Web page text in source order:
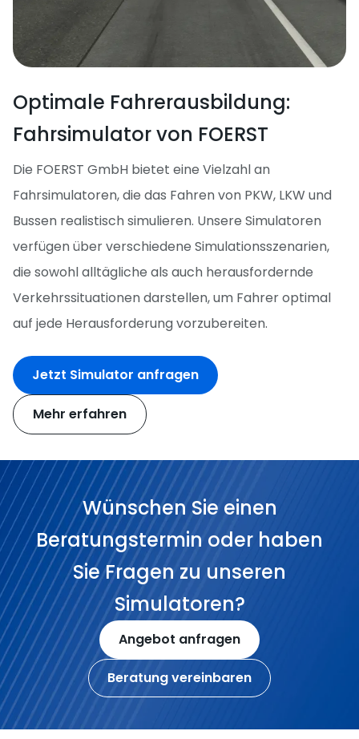
Optimale Fahrerausbildung:
Fahrsimulator von FOERST
Die FOERST GmbH bietet eine Vielzahl an
Fahrsimulatoren, die das Fahren von PKW, LKW und
Bussen realistisch simulieren. Unsere Simulatoren
verfügen über verschiedene Simulationsszenarien,
die sowohl alltägliche als auch herausfordernde
Verkehrssituationen darstellen, um Fahrer optimal
auf jede Herausforderung vorzubereiten.
Jetzt Simulator anfragen
Mehr erfahren
Wünschen Sie einen
Beratungstermin oder haben
Sie Fragen zu unseren
Simulatoren?
Angebot anfragen
Beratung vereinbaren